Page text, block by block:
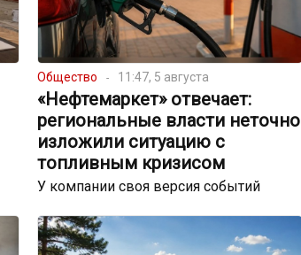
Общество 11:47, 5 августа
«Нефтемаркет» отвечает:
региональные власти неточно
изложили ситуацию с
топливным кризисом
У компании своя версия событий